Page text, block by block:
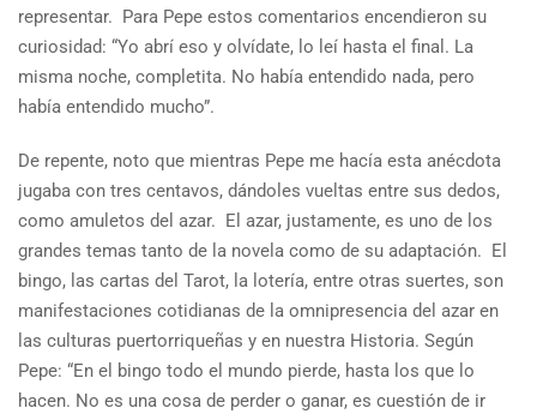
representar. Para Pepe estos comentarios encendieron su
curiosidad: “Yo abrí eso y olvídate, lo leí hasta el final. La
misma noche, completita. No había entendido nada, pero
había entendido mucho”.
De repente, noto que mientras Pepe me hacía esta anécdota
jugaba con tres centavos, dándoles vueltas entre sus dedos,
como amuletos del azar. El azar, justamente, es uno de los
grandes temas tanto de la novela como de su adaptación. El
bingo, las cartas del Tarot, la lotería, entre otras suertes, son
manifestaciones cotidianas de la omnipresencia del azar en
las culturas puertorriqueñas y en nuestra Historia. Según
Pepe: “En el bingo todo el mundo pierde, hasta los que lo
hacen. No es una cosa de perder o ganar, es cuestión de ir